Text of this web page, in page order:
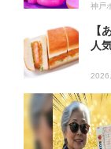
神戸
【
人